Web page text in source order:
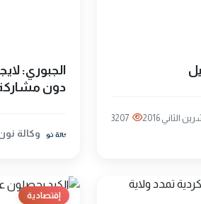
3207
الجبوري:
دون مشاركة
وكالة
إقتصادية